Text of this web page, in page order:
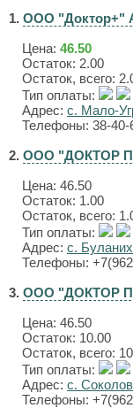
1. ООО "Доктор+"
Цена: 46.50
Остаток: 2.00
Остаток, всего:
Тип оплаты:
Адрес: с. Мало-
Телефоны: 38-40-
2. ООО "ДОКТОР
Цена: 46.50
Остаток: 1.00
Остаток, всего:
Тип оплаты:
Адрес: с.
Телефоны:
3. ООО "ДОКТОР
Цена: 46.50
Остаток: 10.00
Остаток, всего:
Тип оплаты:
Адрес: с.
Телефоны: